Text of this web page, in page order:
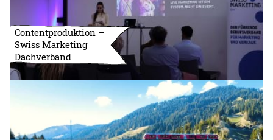
Contentproduktion –
Swiss Marketing
Dachverband